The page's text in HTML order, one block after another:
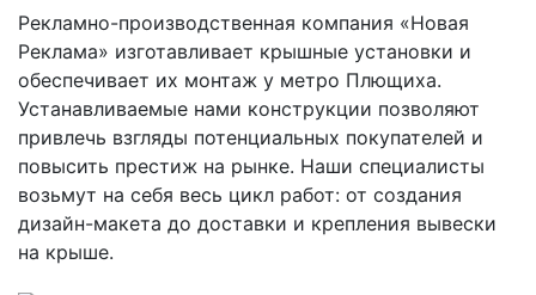
Рекламно-производственная компания «Новая
Реклама» изготавливает крышные установки и
обеспечивает их монтаж у метро Плющиха.
Устанавливаемые нами конструкции позволяют
привлечь взгляды потенциальных покупателей и
повысить престиж на рынке. Наши специалисты
возьмут на себя весь цикл работ: от создания
дизайн-макета до доставки и крепления вывески
на крыше.